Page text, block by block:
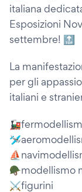
italiana
Esposizioni
settembre! 🔝
La
per gli
italiani e
🪖modellismo
⚔figurini